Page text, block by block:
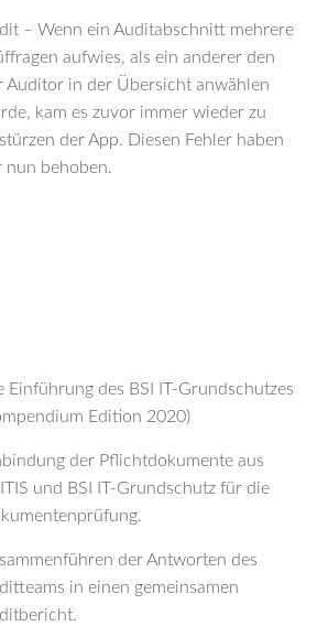
– Wenn ein Auditabschnitt mehrere
aufwies, als ein anderer den
Auditor in der Übersicht anwählen
kam es zuvor immer wieder zu
der App. Diesen Fehler haben
nun behoben.
Einführung des BSI IT-Grundschutzes
Edition 2020)
der Pflichtdokumente aus
und BSI IT-Grundschutz für die
der Antworten des
in einen gemeinsamen